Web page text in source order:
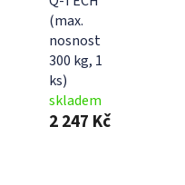
(max.
nosnost
300 kg, 1
ks)
skladem
2 247 Kč